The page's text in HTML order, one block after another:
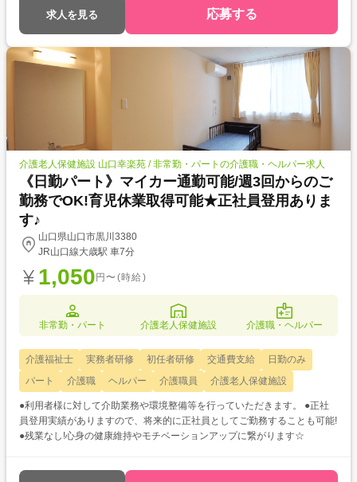
求人を見る 応募する
介護老人保健施設 山口幸楽苑 / 非常勤・パートの介護職・ヘルパー求人
《日勤パート》マイカー通勤可能/週3回からのご
勤務でOK!育児休業取得可能★正社員登用ありま
す♪
山口県山口市黒川3380
JR山口線大歳駅 車7分
1,050 円〜(時給)
非常勤・パート 介護老人保健施設 介護職・ヘルパー
介護福祉士 実務者研修 初任者研修 交通費支給
日勤のみ
パート
介護職 ヘルパー 介護職員 介護老人保健施設
●利用者様に対して介助業務や環境整備等を行っていただきます。 ●正社
員登用実績がありますので、将来的に正社員としてご勤務することも可能!
●残業なし!心身の健康維持やモチベーションアップに繋がります☆